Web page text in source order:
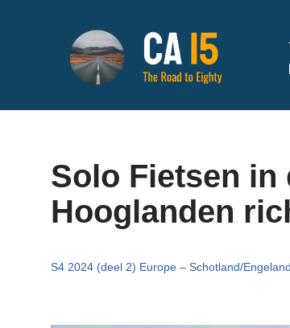
inhoud
Solo Fietsen in
Hooglanden
S4 2024 (deel 2) Europe – Schotland/Engeland